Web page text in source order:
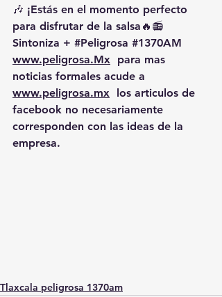
🎶 ¡Estás en el momento perfecto
para disfrutar de la salsa🔥📻
Sintoniza + #Peligrosa #1370AM
www.peligrosa.Mx para mas
noticias formales acude a
www.peligrosa.mx los articulos de
facebook no necesariamente
corresponden con las ideas de la
empresa.
Tlaxcala peligrosa 1370am